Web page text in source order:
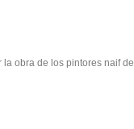
obra de los pintores naif del